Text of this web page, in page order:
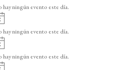
o
i
o
hay ningún evento este día.
v
i
o
hay ningún evento este día.
A
v
i
hay ningún evento este día.
A